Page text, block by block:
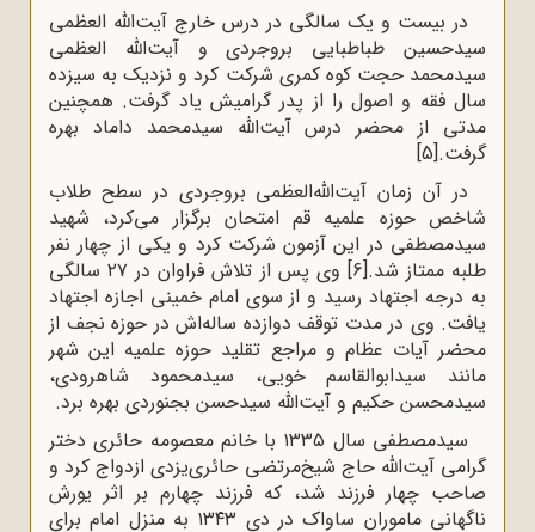
در بیست و یک سالگی در درس خارج آیت‌الله العظمی
سیدحسین طباطبایی بروجردی و آیت‌الله العظمی
سیدمحمد حجت کوه کمری شرکت کرد و نزدیک به سیزده
سال فقه و اصول را از پدر گرامیش یاد گرفت. همچنین
مدتی از محضر درس آیت‌الله سیدمحمد داماد بهره
گرفت.[5]
در آن زمان آیت‌الله‌العظمی بروجردی در سطح طلاب
شاخص حوزه علمیه قم امتحان برگزار می‌کرد، شهید
سیدمصطفی در این آزمون شرکت کرد و یکی از چهار نفر
طلبه ممتاز شد.[6]
وی پس از تلاش فراوان در ۲۷ سالگی
به درجه اجتهاد رسید و از سوی امام خمینی اجازه اجتهاد
یافت. وی در مدت توقف دوازده ساله‌اش در حوزه نجف از
محضر آیات عظام و مراجع تقلید حوزه علمیه این شهر
مانند سیدابوالقاسم خویی، سیدمحمود شاهرودی،
سیدمحسن حکیم و آیت‌الله سیدحسن بجنوردی بهره برد.
سیدمصطفی سال ۱۳۳۵ با خانم معصومه حائری دختر
گرامی آیت‌الله حاج شیخ‌مرتضی حائری‌یزدی ازدواج کرد و
صاحب چهار فرزند شد، که فرزند چهارم بر اثر یورش
ناگهانی ماموران ساواک در دی ۱۳۴۳ به منزل امام برای